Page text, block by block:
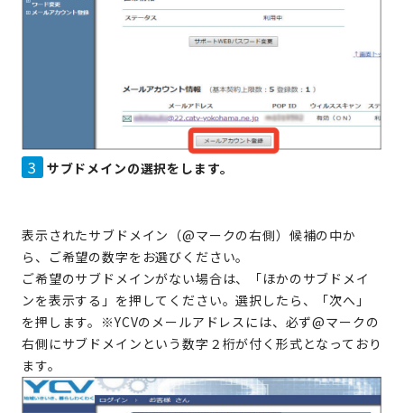
3 サブドメインの選択をします。
表示されたサブドメイン（@マークの右側）候補の中か
ら、ご希望の数字をお選びください。
ご希望のサブドメインがない場合は、「ほかのサブドメイ
ンを表示する」を押してください。選択したら、「次へ」
を押します。※YCVのメールアドレスには、必ず@マークの
右側にサブドメインという数字２桁が付く形式となっており
ます。